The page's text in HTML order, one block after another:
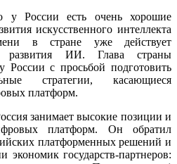
России есть очень хорошие
искусственного интеллекта
в стране уже действует
развития ИИ. Глава страны
России с просьбой подготовить
стратегии, касающиеся
платформ.
занимает высокие позиции и
платформ. Он обратил
платформенных решений и
государств-партнеров: